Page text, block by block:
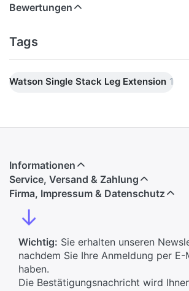
Bewertungen
Tags
Watson Single Stack Leg Extension 1
Informationen
Service, Versand & Zahlung
Firma, Impressum & Datenschutz
↓
Wichtig: Sie erhalten unseren
nachdem Sie Ihre Anmeldung per
haben.
Die Bestätigungsnachricht wird